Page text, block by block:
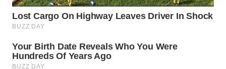
WAHANA
NEWS
WAHANA
TANI